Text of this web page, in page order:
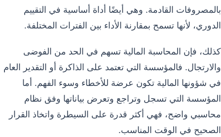
بالمصروفات القادمة. وهي أيضًا أداة أساسية في التقييم
الدوري، لأنها تسمح بمقارنة الأداء بين الفترات المختلفة.
كذلك، فإن المحاسبة المالية تسهم في الحد من الفوضى
والارتجال. فالمؤسسة التي تعتمد على الذاكرة أو التقدير العام
في شؤونها المالية تكون عرضة للأخطاء وسوء الفهم. أما
المؤسسة التي تسجل وتراجع وتعرض بياناتها وفق نظام
محاسبي واضح، فهي أكثر قدرة على السيطرة واتخاذ القرار
الصحيح في الوقت المناسب.